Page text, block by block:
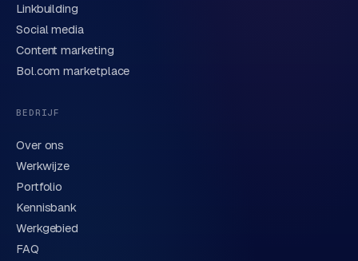
Verstuur aanvraag
We behandelen je gegevens zorgvuldig conform onze
privacyverklaring. Of bel direct
Linkbuilding
Social media
Content marketing
Bol.com marketplace
BEDRIJF
Over ons
Werkwijze
Portfolio
Kennisbank
Werkgebied
FAQ